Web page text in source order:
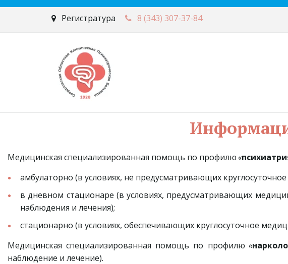
Регистратура
8 (343) 307-37-84
Медицинская специализированная помощь по профилю«
амбулаторно (в условиях, не предусматривающих
в дневном стационаре (в условиях, предусматривающих
наблюдения и лечения);
стационарно (в условиях, обеспечивающих круглосуточное
Медицинская специализированная помощь по профилю «
наблюдение и лечение).